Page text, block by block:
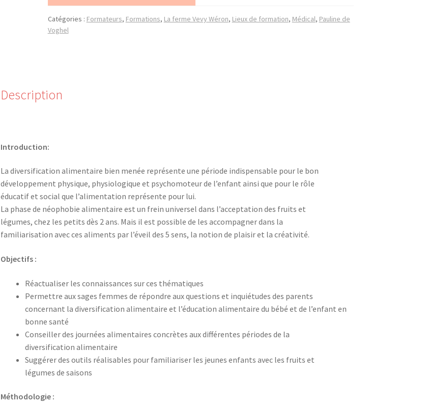
Catégories : Formateurs, Formations, La ferme Vevy Wéron, Lieux de formation, Médical, Pauline de
Voghel
Description
Introduction:
La diversification alimentaire bien menée représente une période indispensable pour le bon
développement physique, physiologique et psychomoteur de l’enfant ainsi que pour le rôle
éducatif et social que l’alimentation représente pour lui.
La phase de néophobie alimentaire est un frein universel dans l’acceptation des fruits et
légumes, chez les petits dès 2 ans. Mais il est possible de les accompagner dans la
familiarisation avec ces aliments par l’éveil des 5 sens, la notion de plaisir et la créativité.
Objectifs :
Réactualiser les connaissances sur ces thématiques
Permettre aux sages femmes de répondre aux questions et inquiétudes des parents
concernant la diversification alimentaire et l’éducation alimentaire du bébé et de l’enfant en
bonne santé
Conseiller des journées alimentaires concrètes aux différentes périodes de la
diversification alimentaire
Suggérer des outils réalisables pour familiariser les jeunes enfants avec les fruits et
légumes de saisons
Méthodologie :